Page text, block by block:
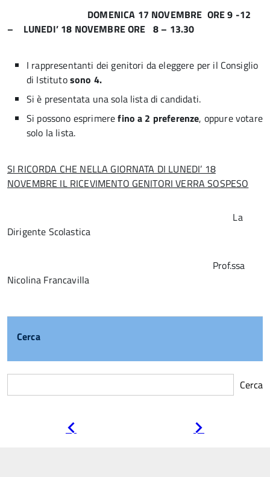
DOMENICA 17 NOVEMBRE ORE 9 -12
– LUNEDI’ 18 NOVEMBRE ORE 8 – 13.30
I rappresentanti dei genitori da eleggere per il Consiglio
di Istitutosono 4.
Si è presentata una sola lista di candidati.
Si possono esprimerefino a 2 preferenze, oppure votare
solo la lista.
SI RICORDA CHE NELLA GIORNATA DI LUNEDI’ 18
NOVEMBRE IL RICEVIMENTO GENITORI VERRA SOSPESO
La
Dirigente Scolastica
Prof.ssa
Nicolina Francavilla
Cerca
Cerca